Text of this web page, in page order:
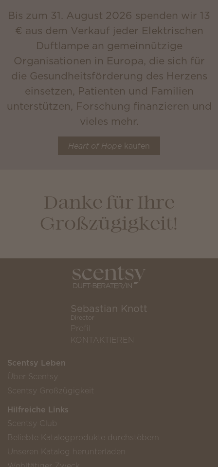
Bis zum 31. August 2026 spenden wir 13
€ aus dem Verkauf jeder Elektrischen
Duftlampe an gemeinnützige
Organisationen in Europa, die sich für
die Gesundheitsförderung des Herzens
einsetzen, Patienten und Familien
unterstützen, Forschung finanzieren und
vieles mehr.
Heart of Hope kaufen
Danke für Ihre
Großzügigkeit!
Sebastian Knott
Director
Profil
KONTAKTIEREN
Scentsy Leben
Über Scentsy
Scentsy Großzügigkeit
Hilfreiche Links
Scentsy Club
Beliebte Katalogprodukte durchstöbern
Unseren Katalog herunterladen